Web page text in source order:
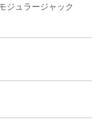
ジュラージャック